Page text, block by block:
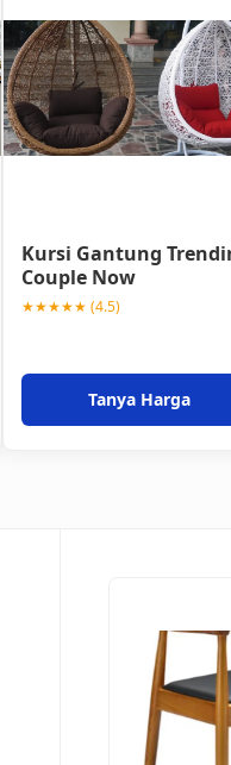
Kursi Gantung
Couple Now
★★★★★ (4.5)
Tanya Harga